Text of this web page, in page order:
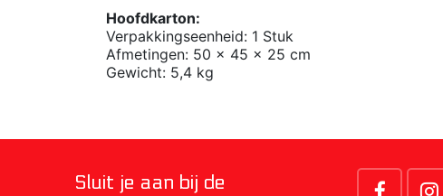
Hoofdkarton:
Verpakkingseenheid: 1 Stuk
Afmetingen: 50 x 45 x 25 cm
Gewicht: 5,4 kg
Sluit je aan bij de